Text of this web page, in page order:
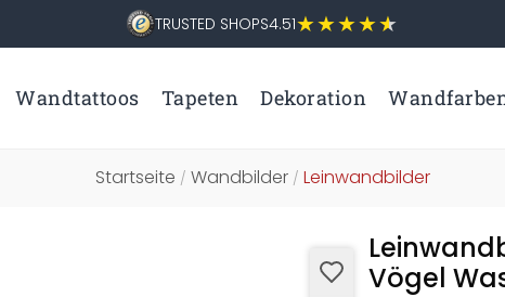
TRUSTED SHOPS4.51
Wandtattoos Tapeten Dekoration
Startseite / Wandbilder/ Leinwandbilder
Vögel